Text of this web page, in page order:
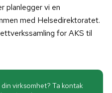
planlegger vi en
med Helsedirektoratet.
for AKS til
virksomhet? Ta kontak